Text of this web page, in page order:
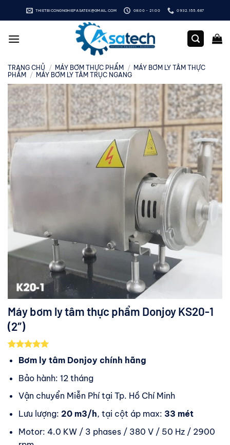
qua
dung
THIETBICONGNGHIEPASATEK@GMAIL.COM 08:00 - 21:00 0932.155.687
TRANG CHỦ / MÁY BƠM THỰC PHẨM / MÁY BƠM LY TÂM THỰC
PHẨM / MÁY BƠM LY TÂM TRỤC NGANG
Máy bơm ly tâm thực phẩm Donjoy KS20-1
(2″)
5.00trên 5
dựa trên
đánh giá
Bơm ly tâm Donjoy chính hãng
Bảo hành: 12 tháng
Vận chuyển Miễn Phí tại Tp. Hồ Chí Minh
Lưu lượng: 20 m3/h, tại cột áp max: 33 mét
Motor: 4.0 KW / 3 phases / 380 V / 50 Hz / 2900